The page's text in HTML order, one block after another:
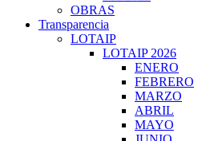
OBRAS
Transparencia
LOTAIP
LOTAIP 2026
ENERO
FEBRERO
MARZO
ABRIL
MAYO